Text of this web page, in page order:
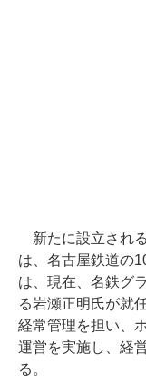
新たに設立され
は、名古屋鉄道の
は、現在、名鉄グ
る岩瀬正明氏が就
経常管理を担い、
運営を実施し、経
る。